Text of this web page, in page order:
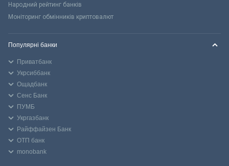
Народний рейтинг банків
Моніторинг обмінників криптовалют
Популярні банки
Приватбанк
Укрсиббанк
Ощадбанк
Сенс Банк
ПУМБ
Укргазбанк
Райффайзен Банк
ОТП банк
monobank